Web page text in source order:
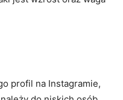
profil na Instagramie,